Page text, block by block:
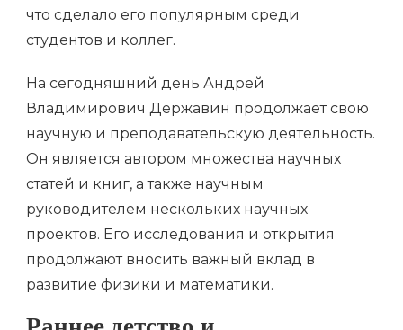
что сделало его популярным среди
студентов и коллег.
На сегодняшний день Андрей
Владимирович Державин продолжает свою
научную и преподавательскую деятельность.
Он является автором множества научных
статей и книг, а также научным
руководителем нескольких научных
проектов. Его исследования и открытия
продолжают вносить важный вклад в
развитие физики и математики.